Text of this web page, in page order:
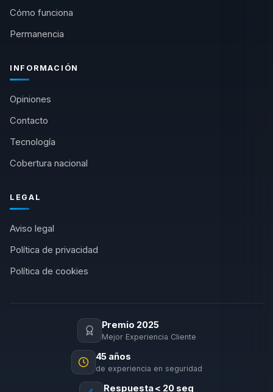
Cómo funciona
Permanencia
INFORMACIÓN
Opiniones
Contacto
Tecnología
Cobertura nacional
LEGAL
Aviso legal
Política de privacidad
Política de cookies
Premio 2025
Mejor Experiencia Cliente
45 años
de experiencia en seguridad
Respuesta < 20 seg